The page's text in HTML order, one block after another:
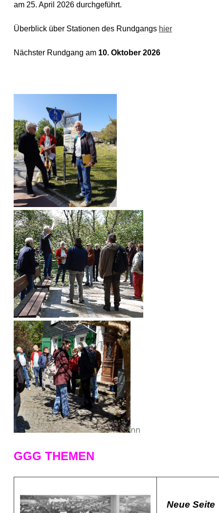
am 25. April 2026 durchgeführt.
Überblick über Stationen des Rundgangs hier
Nächster Rundgang am 10. Oktober 2026
nn
GGG THEMEN
Neue Seite